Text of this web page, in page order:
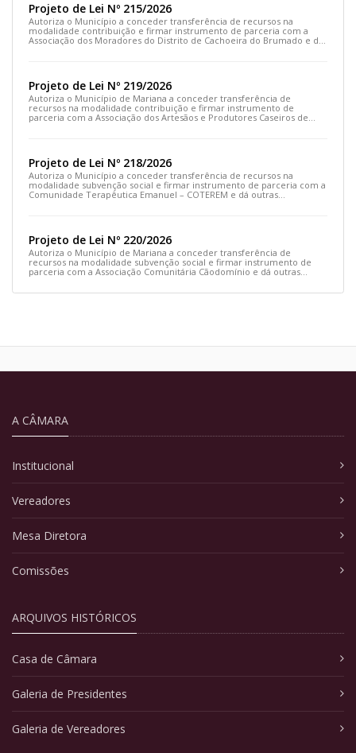
Projeto de Lei Nº 215/2026
Autoriza o Município a conceder transferência de recursos na
modalidade contribuição e firmar instrumento de parceria com a
Associação dos Moradores do Distrito de Cachoeira do Brumado e dá
Projeto de Lei Nº 219/2026
Autoriza o Município de Mariana a conceder transferência de
recursos na modalidade contribuição e firmar instrumento de
parceria com a Associação dos Artesãos e Produtores Caseiros de
Projeto de Lei Nº 218/2026
Autoriza o Município a conceder transferência de recursos na
modalidade subvenção social e firmar instrumento de parceria com a
Comunidade Terapêutica Emanuel – COTEREM e dá outras
Projeto de Lei Nº 220/2026
Autoriza o Município de Mariana a conceder transferência de
recursos na modalidade subvenção social e firmar instrumento de
parceria com a Associação Comunitária Cãodomínio e dá outras
A CÂMARA
Institucional
Vereadores
Mesa Diretora
Comissões
ARQUIVOS HISTÓRICOS
Casa de Câmara
Galeria de Presidentes
Galeria de Vereadores